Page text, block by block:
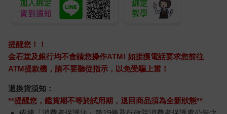
提醒您！！
金石堂及銀行均不會請您操作ATM! 如接獲電話要求您前往
ATM提款機，請不要聽從指示，以免受騙上當！
退換貨須知：
**提醒您，鑑賞期不等於試用期，退回商品須為全新狀態**